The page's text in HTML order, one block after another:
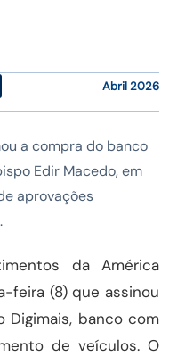
Abril 2026
a compra do banco
Edir Macedo, em
aprovações
da América
feira (8) que assinou
Digimais, banco com
de veículos. O